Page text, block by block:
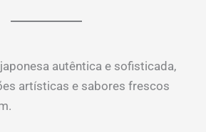
autêntica e sofisticada,
artísticas e sabores frescos